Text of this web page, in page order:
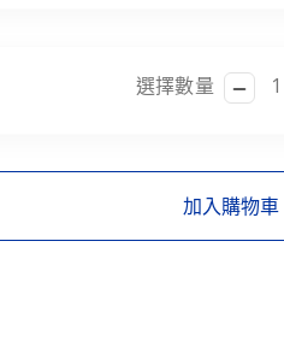
選擇數量
加入購物車